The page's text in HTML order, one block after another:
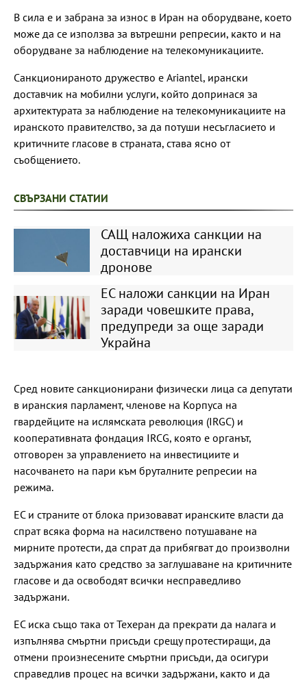
В сила е и забрана за износ в Иран на оборудване, което
може да се използва за вътрешни репресии, както и на
оборудване за наблюдение на телекомуникациите.
Санкционираното дружество е Ariantel, ирански
доставчик на мобилни услуги, който допринася за
архитектурата за наблюдение на телекомуникациите на
иранското правителство, за да потуши несъгласието и
критичните гласове в страната, става ясно от
съобщението.
СВЪРЗАНИ СТАТИИ
САЩ наложиха санкции на
доставчици на ирански
дронове
ЕС наложи санкции на Иран
заради човешките права,
предупреди за още заради
Украйна
Сред новите санкционирани физически лица са депутати
в иранския парламент, членове на Корпуса на
гвардейците на ислямската революция (IRGC) и
кооперативната фондация IRCG, която е органът,
отговорен за управлението на инвестициите и
насочването на пари към бруталните репресии на
режима.
ЕС и страните от блока призовават иранските власти да
спрат всяка форма на насилствено потушаване на
мирните протести, да спрат да прибягват до произволни
задържания като средство за заглушаване на критичните
гласове и да освободят всички несправедливо
задържани.
ЕС иска също така от Техеран да прекрати да налага и
изпълнява смъртни присъди срещу протестиращи, да
отмени произнесените смъртни присъди, да осигури
справедлив процес на всички задържани, както и да